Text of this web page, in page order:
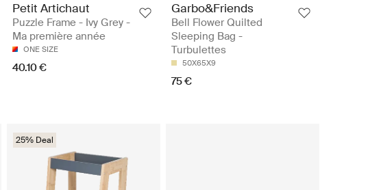
Petit Artichaut
Puzzle Frame - Ivy Grey -
Ma première année
ONE SIZE
40.10 €
Garbo&Friends
Bell Flower Quilted
Sleeping Bag -
Turbulettes
50X65X9
75 €
25% Deal